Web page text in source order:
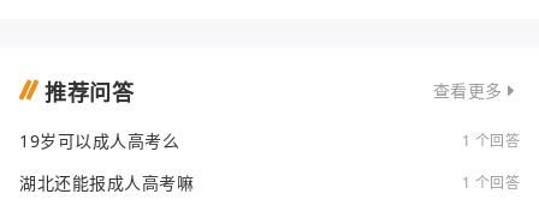
推荐问答 查看更多
19岁可以成人高考么 1 个回答
湖北还能报成人高考嘛 1 个回答